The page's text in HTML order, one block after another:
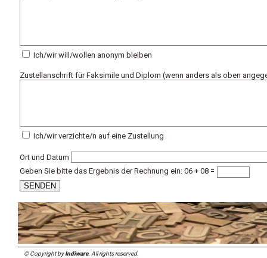
Ich/wir will/wollen anonym bleiben
Zustellanschrift für Faksimile und Diplom (wenn anders als oben
Ich/wir verzichte/n auf eine Zustellung
Ort und Datum
Geben Sie bitte das Ergebnis der Rechnung ein: 06 + 08 =
© Copyright byIndiware. All rights reserved.